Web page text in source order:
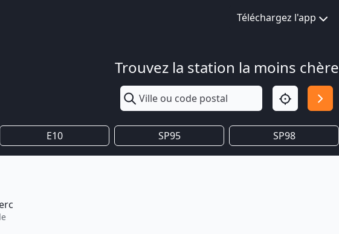
Téléchargez l'app
Trouvez la station la moins chère
E10 SP95 SP98